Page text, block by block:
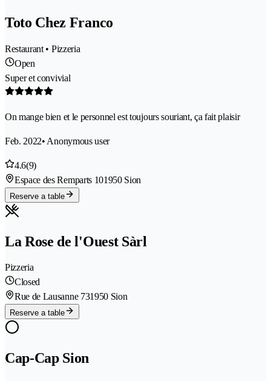
Toto Chez Franco
Restaurant • Pizzeria
Open
Super et convivial
On mange bien et le personnel est toujours souriant, ça fait plaisir
Feb. 2022• Anonymous user
4.6(9)
Espace des Remparts 101950 Sion
Reserve a table
La Rose de l'Ouest Sàrl
Pizzeria
Closed
Rue de Lausanne 731950 Sion
Reserve a table
Cap-Cap Sion